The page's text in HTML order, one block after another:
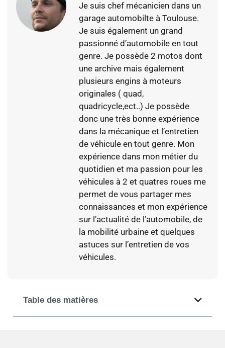
Je suis chef mécanicien dans un
garage automobilte à Toulouse.
Je suis également un grand
passionné d’automobile en tout
genre. Je possède 2 motos dont
une archive mais également
plusieurs engins à moteurs
originales ( quad,
quadricycle,ect..) Je possède
donc une très bonne expérience
dans la mécanique et l’entretien
de véhicule en tout genre. Mon
expérience dans mon métier du
quotidien et ma passion pour les
véhicules à 2 et quatres roues me
permet de vous partager mes
connaissances et mon expérience
sur l’actualité de l’automobile, de
la mobilité urbaine et quelques
astuces sur l’entretien de vos
véhicules.
Table des matières